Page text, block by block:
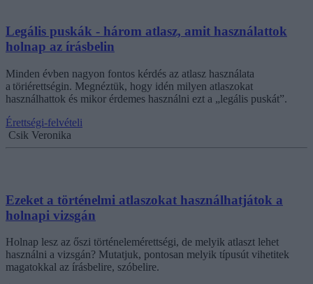
Legális puskák - három atlasz, amit használattok
holnap az írásbelin
Minden évben nagyon fontos kérdés az atlasz használata
a töriérettségin. Megnéztük, hogy idén milyen atlaszokat
használhattok és mikor érdemes használni ezt a „legális puskát”.
Érettségi-felvételi
Csik Veronika
Ezeket a történelmi atlaszokat használhatjátok a
holnapi vizsgán
Holnap lesz az őszi történelemérettségi, de melyik atlaszt lehet
használni a vizsgán? Mutatjuk, pontosan melyik típusút vihetitek
magatokkal az írásbelire, szóbelire.